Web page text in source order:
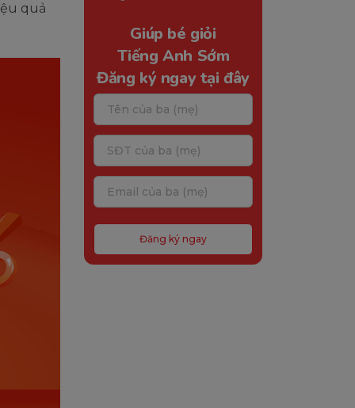
quả
Giúp bé giỏi
Tiếng Anh Sớm
Đăng ký ngay tại đây
Đăng ký ngay